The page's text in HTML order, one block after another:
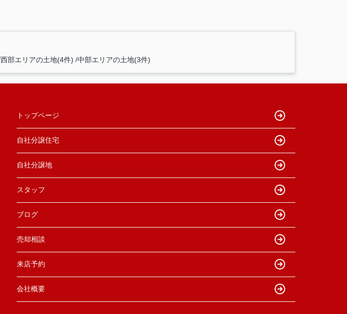
西部エリアの土地(4件) 中部エリアの土地(3件)
トップページ
自社分譲住宅
自社分譲地
スタッフ
ブログ
売却相談
来店予約
会社概要